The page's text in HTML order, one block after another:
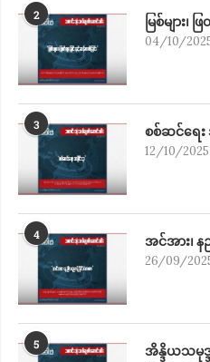
2 မြစ်များ
04/10/
3 စစ်ဆင်ရေး
12/10/2025
4 အင်အား၊
26/09/
5 အိန္ဒိယသမု